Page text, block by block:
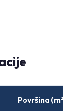
Površina (m²)